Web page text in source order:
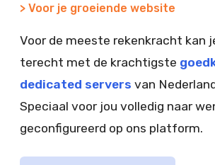
> Voor je groeiende website
Voor de meeste rekenkracht kan
terecht met de krachtigste
dedicated servers van
Speciaal voor jou volledig naar
geconfigureerd op ons platform.